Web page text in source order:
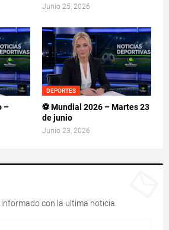
Junio 25, 2026
–
DEPORTES
⚽ Mundial 2026 – Martes 23
de junio
Junio 23, 2026
con la ultima noticia.